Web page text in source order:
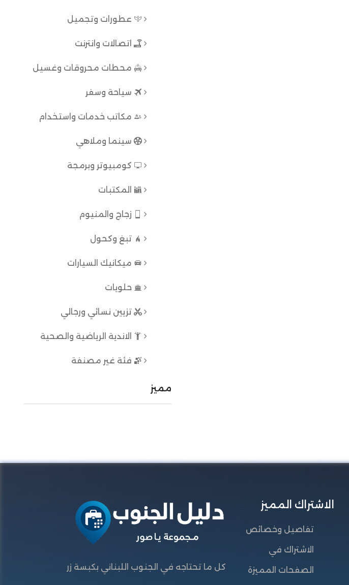
عطورات وتجميل
اتصالات وانترنت
محطات محروقات وغسيل
سياحة وسفر
مكاتب خدمات واستخدام
سينما وملاهي
كومبيوتر وبرمجة
المكتبات
زجاج والمنيوم
تبغ وكحول
ميكانيك السيارات
حلويات
تزيين نسائي ورجالي
الاندية الرياضية والصحية
فئة غير مصنفة
مميز
الاشتراك المميز
تفاصيل وخصائص
الاشتراك في
الصفحات المميزة كل ما تحتاجه في الجنوب اللبناني بكبسة زر